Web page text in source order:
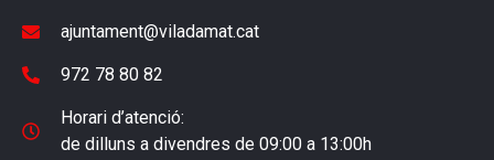
ajuntament@viladamat.cat
972 78 80 82
Horari d’atenció:
de dilluns a divendres de 09:00 a 13:00h